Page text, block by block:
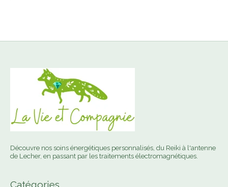
Découvre nos soins énergétiques personnalisés, du Reiki à l'antenne
de Lecher, en passant par les traitements électromagnétiques.
Catégories